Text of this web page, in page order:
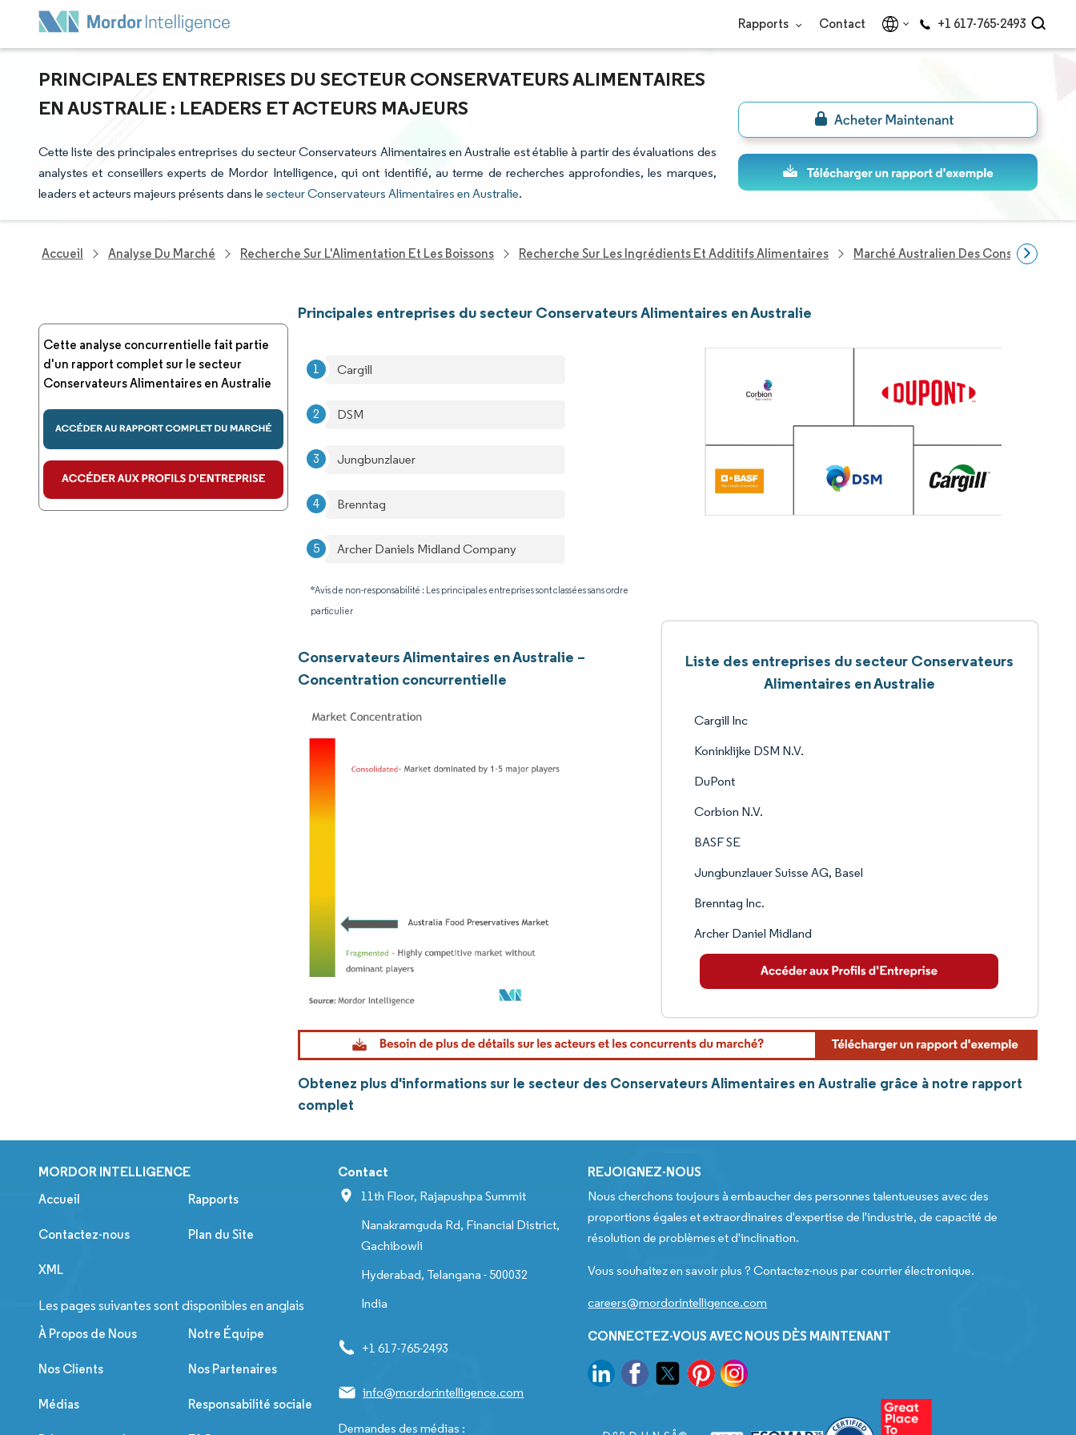
Rapports Contact +1 617-765-2493
PRINCIPALES ENTREPRISES DU SECTEUR CONSERVATEURS ALIMENTAIRES
EN AUSTRALIE : LEADERS ET ACTEURS MAJEURS
Cette liste des principales entreprises du secteur Conservateurs Alimentaires en Australie est établie à partir des évaluations des
analystes et conseillers experts de Mordor Intelligence, qui ont identifié, au terme de recherches approfondies, les marques,
leaders et acteurs majeurs présents dans le secteur Conservateurs Alimentaires en Australie.
Accueil Analyse Du Marché Recherche Sur L'Alimentation Et Les Boissons Recherche Sur Les Ingrédients Et Additifs Alimentaires Marché Australien Des Conservateurs
Cette analyse concurrentielle fait partie
d'un rapport complet sur le secteur
Conservateurs Alimentaires en Australie
Principales entreprises du secteur Conservateurs Alimentaires en Australie
Cargill
DSM
Jungbunzlauer
Brenntag
Archer Daniels Midland Company
*Avis de non-responsabilité : Les principales entreprises sont classées sans ordre
particulier
Conservateurs Alimentaires en Australie –
Concentration concurrentielle
Liste des entreprises du secteur Conservateurs
Alimentaires en Australie
Cargill Inc
Koninklijke DSM N.V.
DuPont
Corbion N.V.
BASF SE
Jungbunzlauer Suisse AG, Basel
Brenntag Inc.
Archer Daniel Midland
Obtenez plus d'informations sur le secteur des Conservateurs Alimentaires en Australie grâce à notre rapport
complet
MORDOR INTELLIGENCE
Accueil Rapports
Contactez-nous Plan du Site
XML
Les pages suivantes sont disponibles en anglais
À Propos de Nous Notre Équipe
Nos Clients Nos Partenaires
Médias Responsabilité sociale
Contact
11th Floor, Rajapushpa Summit
Nanakramguda Rd, Financial District,
Gachibowli
Hyderabad, Telangana - 500032
India
+1 617-765-2493
info@mordorintelligence.com
Demandes des médias :
REJOIGNEZ-NOUS
Nous cherchons toujours à embaucher des personnes talentueuses avec des
proportions égales et extraordinaires d'expertise de l'industrie, de capacité de
résolution de problèmes et d'inclination.
Vous souhaitez en savoir plus ? Contactez-nous par courrier électronique.
careers@mordorintelligence.com
CONNECTEZ-VOUS AVEC NOUS DÈS MAINTENANT